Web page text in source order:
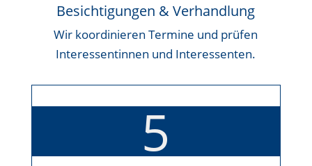
Besichtigungen & Verhandlung
Wir koordinieren Termine und prüfen
Interessentinnen und Interessenten.
5